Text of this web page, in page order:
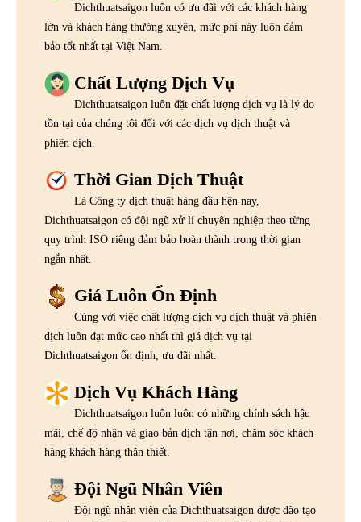
Dichthuatsaigon luôn có ưu đãi với các khách hàng
lớn và khách hàng thường xuyên, mức phí này luôn đảm
bảo tốt nhất tại Việt Nam.
Chất Lượng Dịch Vụ
Dichthuatsaigon luôn đặt chất lượng dịch vụ là lý do
tồn tại của chúng tôi đối với các dịch vụ dịch thuật và
phiên dịch.
Thời Gian Dịch Thuật
Là Công ty dịch thuật hàng đầu hện nay,
Dichthuatsaigon có đội ngũ xử lí chuyên nghiệp theo từng
quy trình ISO riêng đảm bảo hoàn thành trong thời gian
ngắn nhất.
Giá Luôn Ổn Định
Cùng với việc chất lượng dịch vụ dịch thuật và phiên
dịch luôn đạt mức cao nhất thì giá dịch vụ tại
Dichthuatsaigon ổn định, ưu đãi nhất.
Dịch Vụ Khách Hàng
Dichthuatsaigon luôn luôn có những chính sách hậu
mãi, chế độ nhận và giao bản dịch tận nơi, chăm sóc khách
hàng khách hàng thân thiết.
Đội Ngũ Nhân Viên
Đội ngũ nhân viên của Dichthuatsaigon được đào tạo